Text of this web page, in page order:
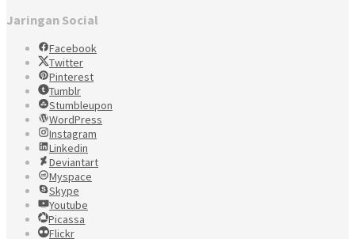
Jaringan Social
Facebook
Twitter
Pinterest
Tumblr
Stumbleupon
WordPress
Instagram
Linkedin
Deviantart
Myspace
Skype
Youtube
Picassa
Flickr